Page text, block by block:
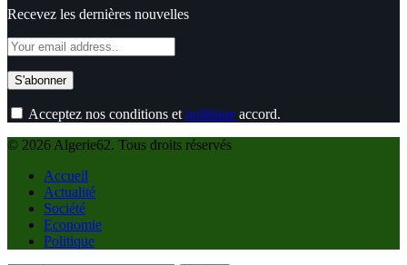
Recevez les dernières nouvelles
Acceptez nos conditions et politique accord.
© 2026 Algerie62. Tous droits réservés
Accueil
Actualité
Société
Economie
Politique